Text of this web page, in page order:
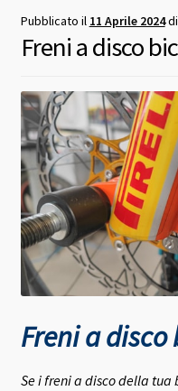
Blog
Corso meccanico bici
Pubblicato il 11 Aprile 2024di
Freni a disco
Freni a
Se i freni a disco della tua